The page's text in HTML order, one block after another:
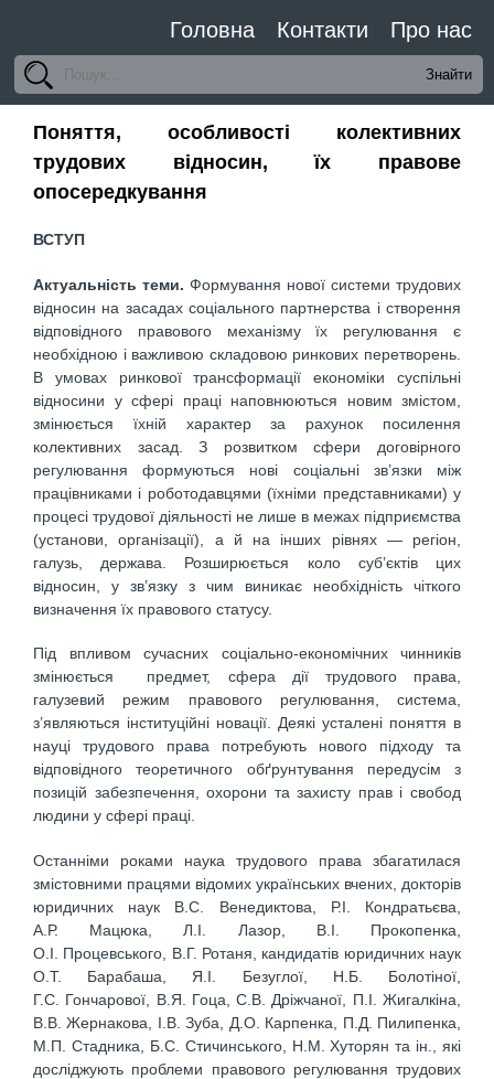
Головна Контакти Про нас
Поняття, особливості колективних
трудових відносин, їх правове
опосередкування
ВСТУП
Актуальність теми. Формування нової системи трудових
відносин на засадах соціального партнерства і створення
відповідного правового механізму їх регулювання є
необхідною і важливою складовою ринкових перетворень.
В умовах ринкової трансформації економіки суспільні
відносини у сфері праці наповнюються новим змістом,
змінюється їхній характер за рахунок посилення
колективних засад. З розвитком сфери договірного
регулювання формуються нові соціальні зв’язки між
працівниками і роботодавцями (їхніми представниками) у
процесі трудової діяльності не лише в межах підприємства
(установи, організації), а й на інших рівнях — регіон,
галузь, держава. Розширюється коло суб’єктів цих
відносин, у зв’язку з чим виникає необхідність чіткого
визначення їх правового статусу.
Під впливом сучасних соціально-економічних чинників
змінюється предмет, сфера дії трудового права,
галузевий режим правового регулювання, система,
з’являються інституційні новації. Деякі усталені поняття в
науці трудового права потребують нового підходу та
відповідного теоретичного обґрунтування передусім з
позицій забезпечення, охорони та захисту прав і свобод
людини у сфері праці.
Останніми роками наука трудового права збагатилася
змістовними працями відомих українських вчених, докторів
юридичних наук В.С. Венедиктова, Р.І. Кондратьєва,
А.Р. Мацюка, Л.І. Лазор, В.І. Прокопенка,
О.І. Процевського, В.Г. Ротаня, кандидатів юридичних наук
О.Т. Барабаша, Я.І. Безуглої, Н.Б. Болотіної,
Г.С. Гончарової, В.Я. Гоца, С.В. Дріжчаної, П.І. Жигалкіна,
В.В. Жернакова, І.В. Зуба, Д.О. Карпенка, П.Д. Пилипенка,
М.П. Стадника, Б.С. Стичинського, Н.М. Хуторян та ін., які
досліджують проблеми правового регулювання трудових